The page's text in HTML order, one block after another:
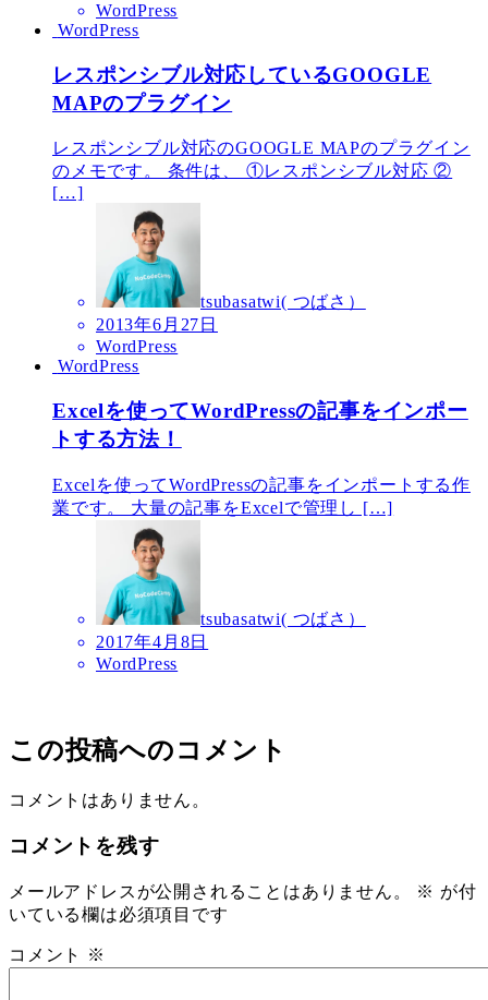
WordPress
WordPress
レスポンシブル対応しているGOOGLE
MAPのプラグイン
レスポンシブル対応のGOOGLE MAPのプラグイン
のメモです。 条件は、 ①レスポンシブル対応 ②
[…]
tsubasatwi( つばさ）
2013年6月27日
WordPress
WordPress
Excelを使ってWordPressの記事をインポー
トする方法！
Excelを使ってWordPressの記事をインポートする作
業です。 大量の記事をExcelで管理し […]
tsubasatwi( つばさ）
2017年4月8日
WordPress
この投稿へのコメント
コメントはありません。
コメントを残す
メールアドレスが公開されることはありません。 ※ が付
いている欄は必須項目です
コメント ※